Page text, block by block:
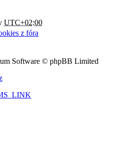
UTC+02:00
z fóra
Software © phpBB Limited